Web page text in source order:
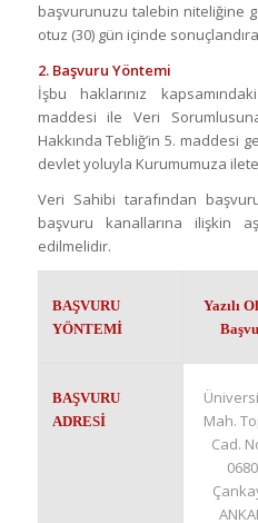
başvurunuzu talebin niteliğine
otuz (30) gün içinde
2. Başvuru Yöntemi
İşbu haklarınız
maddesi ile Veri
Hakkında Tebliğ’in 5. maddesi
devlet yoluyla Kurumumuza
Veri Sahibi tarafından
başvuru kanallarına ilişkin
edilmelidir.
BAŞVURU
YÖNTEMİ
Yazılı
BAŞVURU
ADRESİ
Mah.
Cad.